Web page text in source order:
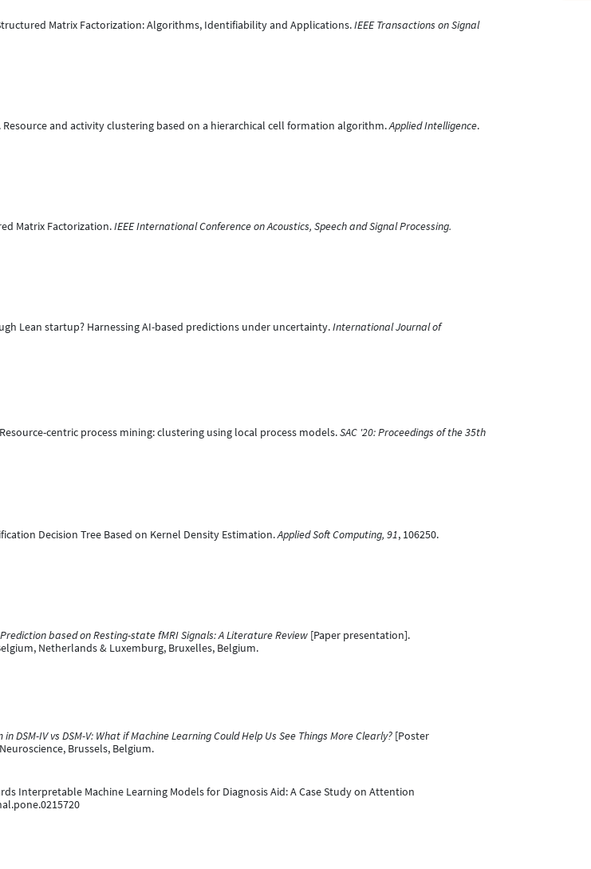
Matrix Factorization: Algorithms, Identifiability and Applications.IEEE Transactions on Signal
Resource and activity clustering based on a hierarchical cell formation algorithm.Applied Intelligence.
Matrix Factorization.IEEE International Conference on Acoustics, Speech and Signal Processing.
Lean startup? Harnessing AI-based predictions under uncertainty.International Journal of
Resource-centric process mining: clustering using local process models.SAC '20: Proceedings of the 35th
Decision Tree Based on Kernel Density Estimation.Applied Soft Computing, 91, 106250.
based on Resting-state fMRI Signals: A Literature Review[Paper presentation].
Netherlands & Luxemburg, Bruxelles, Belgium.
in DSM-IV vs DSM-V: What if Machine Learning Could Help Us See Things More Clearly?[Poster
Brussels, Belgium.
Interpretable Machine Learning Models for Diagnosis Aid: A Case Study on Attention